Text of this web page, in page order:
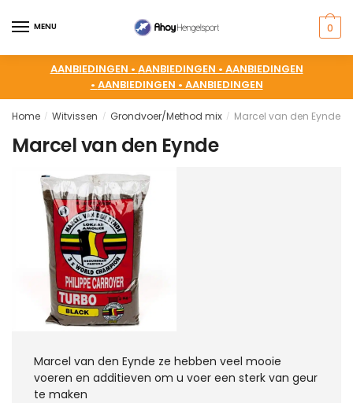
MENU 0
AANBIEDINGEN • AANBIEDINGEN • AANBIEDINGEN
• AANBIEDINGEN • AANBIEDINGEN
Home / Witvissen / Grondvoer/Method mix / Marcel van den Eynde
Marcel van den Eynde
Marcel van den Eynde ze hebben veel mooie
voeren en additieven om u voer een sterk van geur
te maken